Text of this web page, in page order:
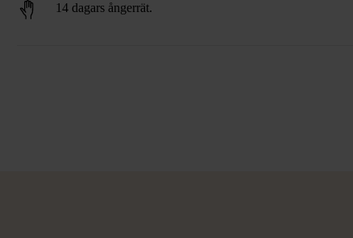
14 dagars ångerrät.